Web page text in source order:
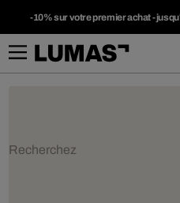
-10% sur votre premier achat -